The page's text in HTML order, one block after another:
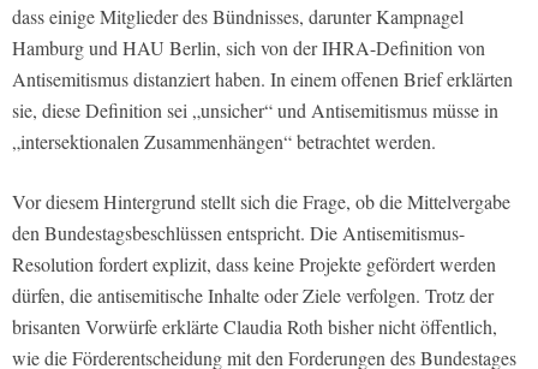
dass einige Mitglieder des Bündnisses, darunter Kampnagel
Hamburg und HAU Berlin, sich von der IHRA-Definition von
Antisemitismus distanziert haben. In einem offenen Brief erklärten
sie, diese Definition sei „unsicher“ und Antisemitismus müsse in
„intersektionalen Zusammenhängen“ betrachtet werden.
Vor diesem Hintergrund stellt sich die Frage, ob die Mittelvergabe
den Bundestagsbeschlüssen entspricht. Die Antisemitismus-
Resolution fordert explizit, dass keine Projekte gefördert werden
dürfen, die antisemitische Inhalte oder Ziele verfolgen. Trotz der
brisanten Vorwürfe erklärte Claudia Roth bisher nicht öffentlich,
wie die Förderentscheidung mit den Forderungen des Bundestages